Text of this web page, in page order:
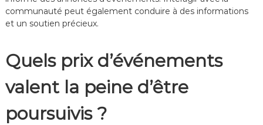
communauté peut également conduire à des informations
et un soutien précieux.
Quels prix d’événements
valent la peine d’être
poursuivis ?